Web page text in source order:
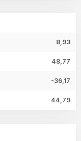
8,93
48,77
-36,17
44,79